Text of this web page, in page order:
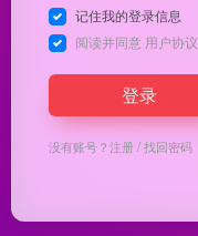
记住我的登录信息
阅读并同意 用户协议
登录
没有账号？注册/找回密码